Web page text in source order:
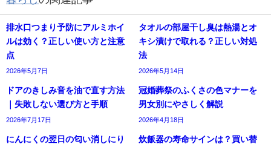
排水口つまり予防にアルミホイ
ルは効く？正しい使い方と注意
点
2026年5月7日
タオルの部屋干し臭は熱湯とオ
キシ漬けで取れる？正しい対処
法
2026年5月14日
ドアのきしみ音を油で直す方法
｜失敗しない選び方と手順
2026年7月17日
冠婚葬祭のふくさの色マナーを
男女別にやさしく解説
2026年4月18日
にんにくの翌日の匂い消しにり
炊飯器の寿命サインは？買い替